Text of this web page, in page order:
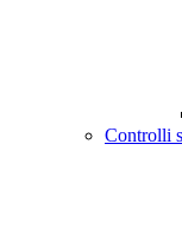
Controlli